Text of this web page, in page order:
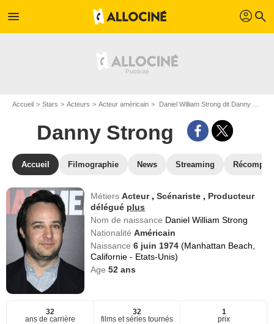
menu profil search
Accueil Stars Acteurs Acteur américain Daniel William Strong dit Danny Strong
Danny Strong
Accueil Filmographie News Streaming
MétiersActeur ,Scénariste , Producteur
délégué plus
Nom de naissance Daniel William Strong
NationalitéAméricain
Naissance6 juin 1974(Manhattan Beach,
Californie - Etats-Unis)
Age52 ans
32
ans de carrière
32
films et séries tournés
1
prix